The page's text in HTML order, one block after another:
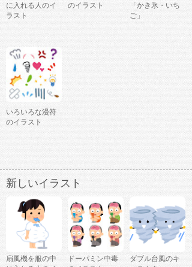
に入れる人のイ
ラスト
のイラスト
「かき氷・いち
ご」
いろいろな漫符
のイラスト
新しいイラスト
扇風機を服の中
ドーパミン中毒
ダブル台風のキ